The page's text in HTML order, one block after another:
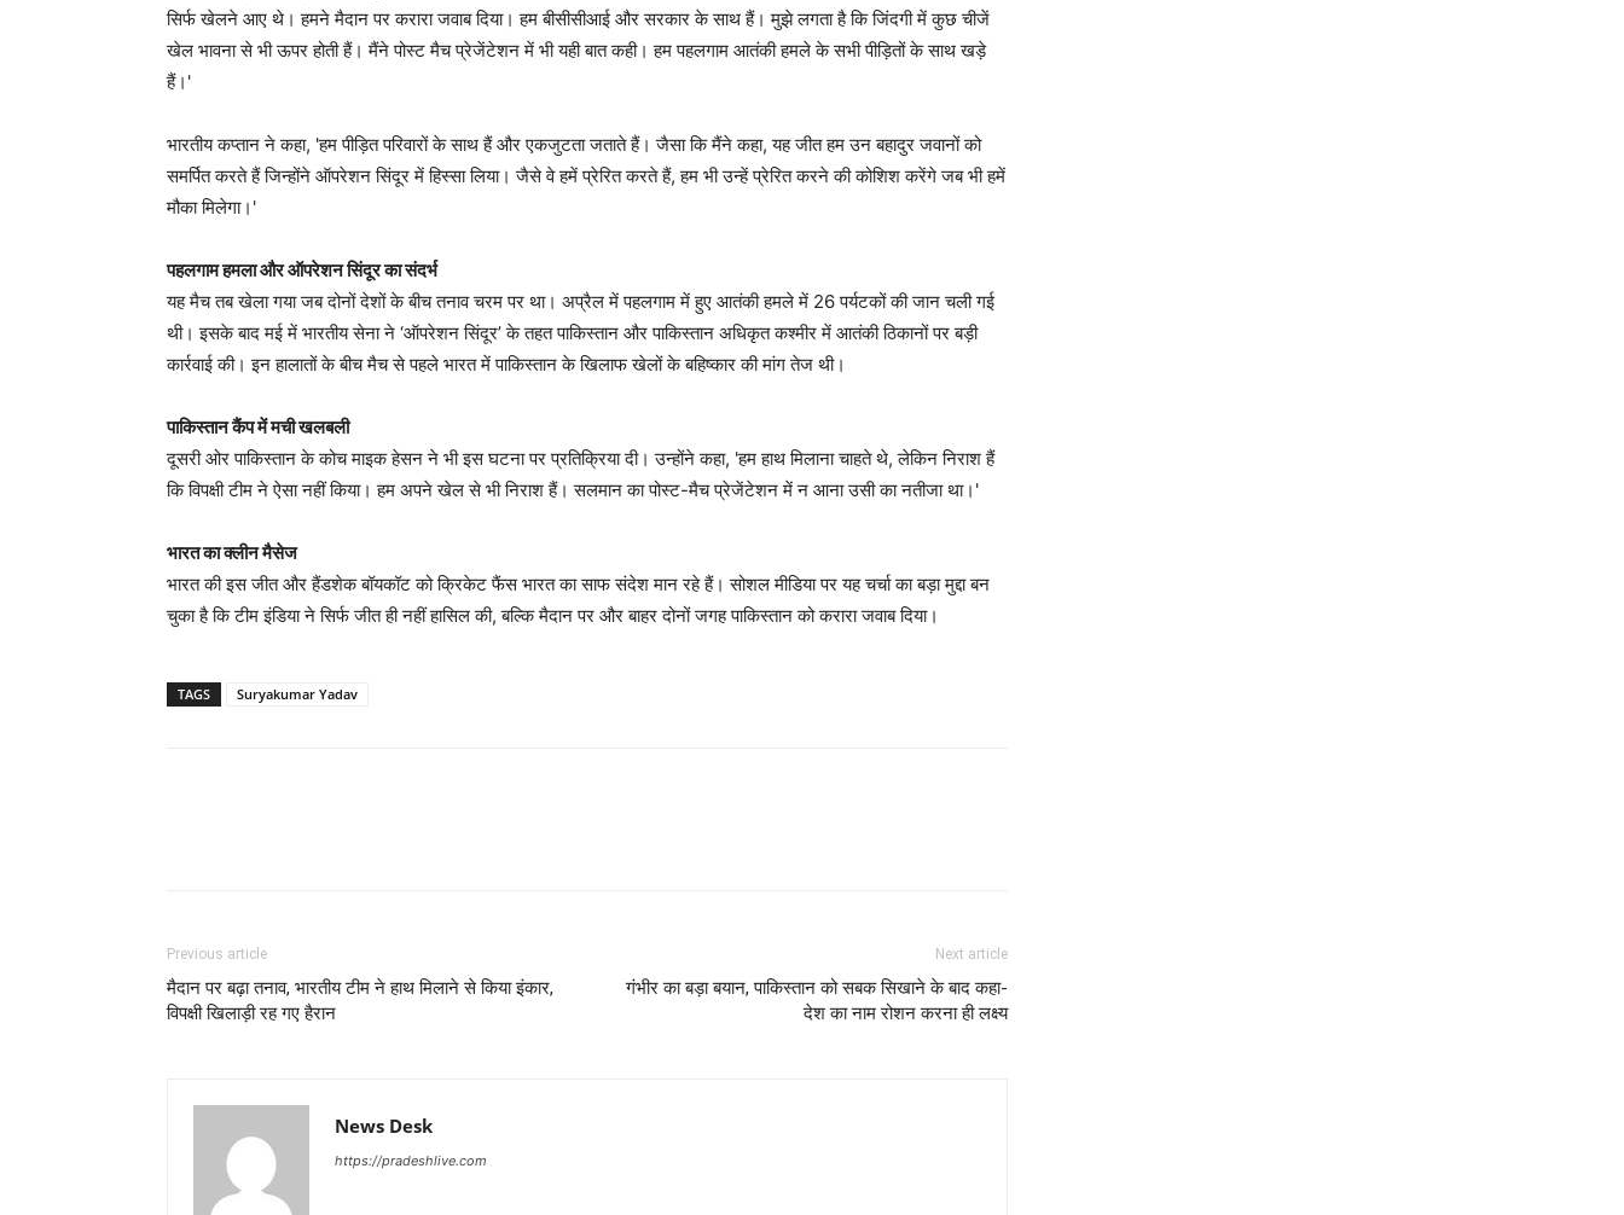
सिर्फ खेलने आए थे। हमने मैदान पर करारा जवाब दिया। हम बीसीसीआई और सरकार के साथ हैं। मुझे लगता है कि जिंदगी में कुछ चीजें
खेल भावना से भी ऊपर होती हैं। मैंने पोस्ट मैच प्रेजेंटेशन में भी यही बात कही। हम पहलगाम आतंकी हमले के सभी पीड़ितों के साथ खड़े
हैं।'
भारतीय कप्तान ने कहा, 'हम पीड़ित परिवारों के साथ हैं और एकजुटता जताते हैं। जैसा कि मैंने कहा, यह जीत हम उन बहादुर जवानों को
समर्पित करते हैं जिन्होंने ऑपरेशन सिंदूर में हिस्सा लिया। जैसे वे हमें प्रेरित करते हैं, हम भी उन्हें प्रेरित करने की कोशिश करेंगे जब भी हमें
मौका मिलेगा।'
पहलगाम हमला और ऑपरेशन सिंदूर का संदर्भ
यह मैच तब खेला गया जब दोनों देशों के बीच तनाव चरम पर था। अप्रैल में पहलगाम में हुए आतंकी हमले में 26 पर्यटकों की जान चली गई
थी। इसके बाद मई में भारतीय सेना ने ‘ऑपरेशन सिंदूर’ के तहत पाकिस्तान और पाकिस्तान अधिकृत कश्मीर में आतंकी ठिकानों पर बड़ी
कार्रवाई की। इन हालातों के बीच मैच से पहले भारत में पाकिस्तान के खिलाफ खेलों के बहिष्कार की मांग तेज थी।
पाकिस्तान कैंप में मची खलबली
दूसरी ओर पाकिस्तान के कोच माइक हेसन ने भी इस घटना पर प्रतिक्रिया दी। उन्होंने कहा, 'हम हाथ मिलाना चाहते थे, लेकिन निराश हैं
कि विपक्षी टीम ने ऐसा नहीं किया। हम अपने खेल से भी निराश हैं। सलमान का पोस्ट-मैच प्रेजेंटेशन में न आना उसी का नतीजा था।'
भारत का क्लीन मैसेज
भारत की इस जीत और हैंडशेक बॉयकॉट को क्रिकेट फैंस भारत का साफ संदेश मान रहे हैं। सोशल मीडिया पर यह चर्चा का बड़ा मुद्दा बन
चुका है कि टीम इंडिया ने सिर्फ जीत ही नहीं हासिल की, बल्कि मैदान पर और बाहर दोनों जगह पाकिस्तान को करारा जवाब दिया।
TAGS Suryakumar Yadav
Previous article
मैदान पर बढ़ा तनाव, भारतीय टीम ने हाथ मिलाने से किया इंकार,
विपक्षी खिलाड़ी रह गए हैरान
Next article
गंभीर का बड़ा बयान, पाकिस्तान को सबक सिखाने के बाद कहा-
देश का नाम रोशन करना ही लक्ष्य
News Desk
https://pradeshlive.com